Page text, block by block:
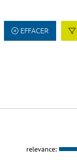
EFFACER
relevance: